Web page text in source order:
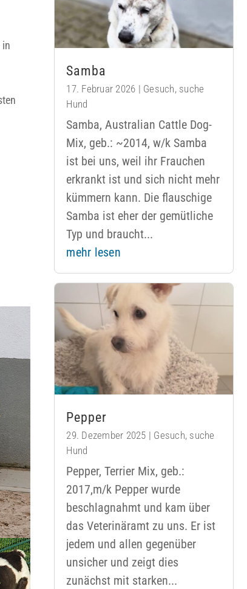
in
Samba
17. Februar 2026 | Gesuch, suche
Hund
Samba, Australian Cattle Dog-
Mix, geb.: ~2014, w/k Samba
ist bei uns, weil ihr Frauchen
erkrankt ist und sich nicht mehr
kümmern kann. Die flauschige
Samba ist eher der gemütliche
Typ und braucht...
mehr lesen
Pepper
29. Dezember 2025 | Gesuch, suche
Hund
Pepper, Terrier Mix, geb.:
2017,m/k Pepper wurde
beschlagnahmt und kam über
das Veterinäramt zu uns. Er ist
jedem und allen gegenüber
unsicher und zeigt dies
zunächst mit starken...